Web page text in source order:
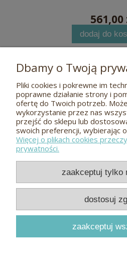
561,00
dodaj do
Pomoc
O nas
Płatności i
Kontakt
Meble dębowe i
Dbamy o Twoją
Pliki cookies i pokrewne im
poprawne działanie strony i
ofertę do Twoich potrzeb.
wykorzystanie przez nas
przejść do sklepu lub
swoich preferencji, wybierając
Więcej o plikach cookies
prywatności.
zaakceptuj tylko
dostosuj
zaakceptuj